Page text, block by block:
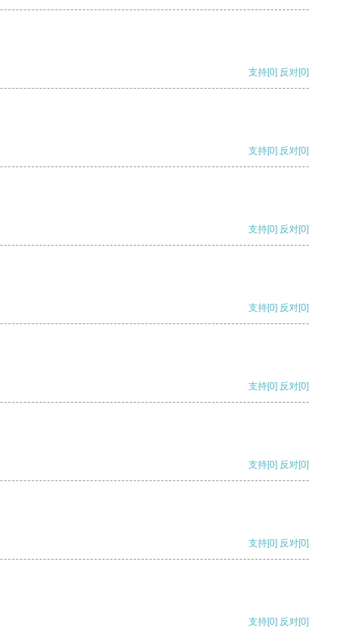
支持[0] 反对[0]
支持[0] 反对[0]
支持[0] 反对[0]
支持[0] 反对[0]
支持[0] 反对[0]
支持[0] 反对[0]
支持[0] 反对[0]
支持[0] 反对[0]